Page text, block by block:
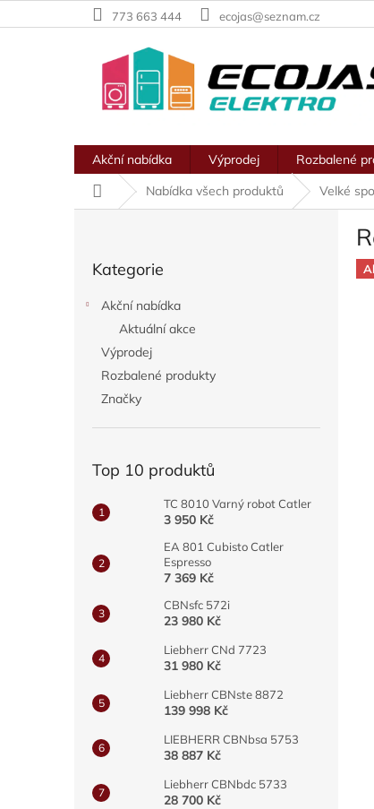
na
773 663 444 ecojas@seznam.cz
Akční nabídka Výprodej Rozbalené
Domů
Nabídka všech produktů Velké
kategorie
Kategorie
Akční nabídka
Aktuální akce
Výprodej
Rozbalené produkty
Značky
Top 10 produktů
TC 8010 Varný robot Catler
3 950 Kč
EA 801 Cubisto Catler
Espresso
7 369 Kč
CBNsfc 572i
23 980 Kč
Liebherr CNd 7723
31 980 Kč
Liebherr CBNste 8872
139 998 Kč
LIEBHERR CBNbsa 5753
38 887 Kč
Liebherr CBNbdc 5733
28 700 Kč